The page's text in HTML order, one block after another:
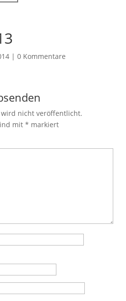
| 0 Kommentare
wird nicht veröffentlicht.
mit * markiert